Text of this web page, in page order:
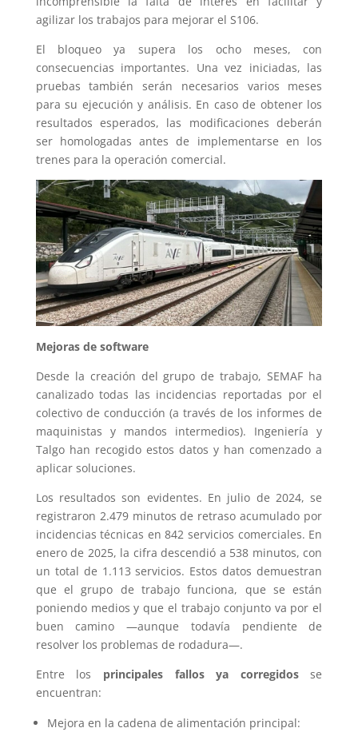
agilizar los trabajos para mejorar el S106.
El bloqueo ya supera los ocho meses, con
consecuencias importantes. Una vez iniciadas, las
pruebas también serán necesarios varios meses
para su ejecución y análisis. En caso de obtener los
resultados esperados, las modificaciones deberán
ser homologadas antes de implementarse en los
trenes para la operación comercial.
Mejoras de software
Desde la creación del grupo de trabajo, SEMAF ha
canalizado todas las incidencias reportadas por el
colectivo de conducción (a través de los informes de
maquinistas y mandos intermedios). Ingeniería y
Talgo han recogido estos datos y han comenzado a
aplicar soluciones.
Los resultados son evidentes. En julio de 2024, se
registraron 2.479 minutos de retraso acumulado por
incidencias técnicas en 842 servicios comerciales. En
enero de 2025, la cifra descendió a 538 minutos, con
un total de 1.113 servicios. Estos datos demuestran
que el grupo de trabajo funciona, que se están
poniendo medios y que el trabajo conjunto va por el
buen camino —aunque todavía pendiente de
resolver los problemas de rodadura—.
Entre los principales fallos ya corregidosse
encuentran:
Mejora en la cadena de alimentación principal: